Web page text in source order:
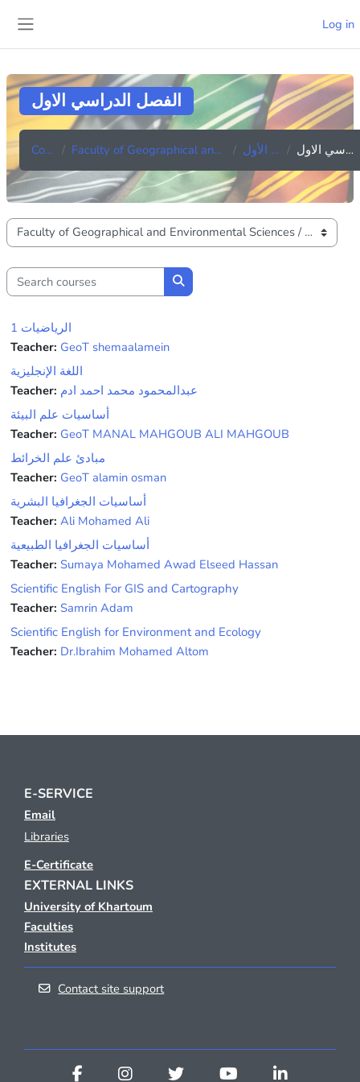
Log in
الفصل الدراسي الاول
Courses Faculty of Geographical and Environmental Sciences المستوى الأول الفصل الدراسي الاول
Course categories
Search courses
Search courses
الرياضيات 1
Teacher: GeoT shemaalamein
اللغة الإنجليزية
Teacher: عبدالمحمود محمد احمد ادم
أساسيات علم البيئة
Teacher: GeoT MANAL MAHGOUB ALI MAHGOUB
مبادئ علم الخرائط
Teacher: GeoT alamin osman
أساسيات الجغرافيا البشرية
Teacher: Ali Mohamed Ali
أساسيات الجغرافيا الطبيعية
Teacher: Sumaya Mohamed Awad Elseed Hassan
Scientific English For GIS and Cartography
Teacher: Samrin Adam
Scientific English for Environment and Ecology
Teacher: Dr.Ibrahim Mohamed Altom
E-SERVICE
Email
Libraries
E-Certificate
EXTERNAL LINKS
University of Khartoum
Faculties
Institutes
Contact site support